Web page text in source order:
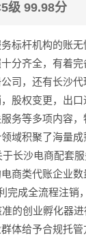
级 99.98分
标杆机构的账
分齐全，有着完
司，还有长沙
股权变更，出
务等多项内容
域积聚了海量
长沙电商配套
商类代账企业数
完成全流程注销
的创业孵化器
体给予合规托